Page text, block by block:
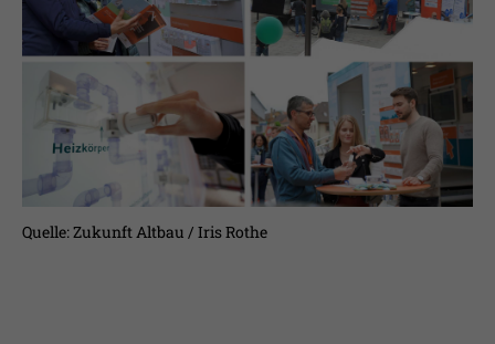
Quelle: Zukunft Altbau / Iris Rothe
Zweck
Erfasst Statistiken über Besuche des
Benutzers auf der Webseite, wie z.B. die
Anzahl der Besuche, durchschnittliche
Verweildauer auf der Webseite und
welche Seiten gelesen wurden.
Name _pk_ses
Ihnen zusätzliche Informationen anzubieten.